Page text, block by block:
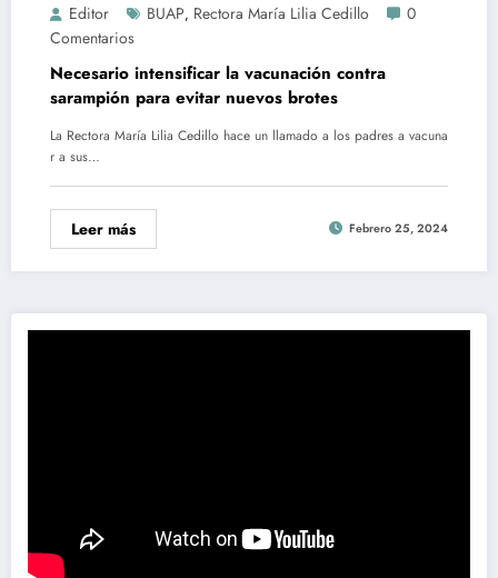
Editor BUAP, Rectora María Lilia Cedillo
0
Comentarios
Necesario intensificar la vacunación contra
sarampión para evitar nuevos brotes
La Rectora María Lilia Cedillo hace un llamado a los padres a vacuna
r a sus…
Leer más Febrero 25, 2024